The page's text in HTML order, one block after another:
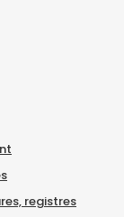
registres